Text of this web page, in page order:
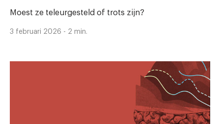
Moest ze teleurgesteld of trots zijn?
3 februari 2026 - 2 min.